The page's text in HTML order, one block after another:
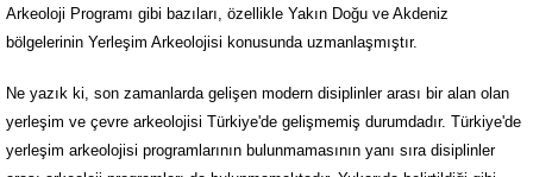
Arkeoloji Programı gibi bazıları, özellikle Yakın Doğu ve Akdeniz
bölgelerinin Yerleşim Arkeolojisi konusunda uzmanlaşmıştır.
Ne yazık ki, son zamanlarda gelişen modern disiplinler arası bir alan olan
yerleşim ve çevre arkeolojisi Türkiye'de gelişmemiş durumdadır. Türkiye'de
yerleşim arkeolojisi programlarının bulunmamasının yanı sıra disiplinler